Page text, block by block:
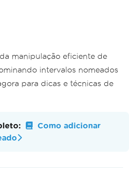
manipulação eficiente de
intervalos nomeados
para dicas e técnicas de
Como adicionar